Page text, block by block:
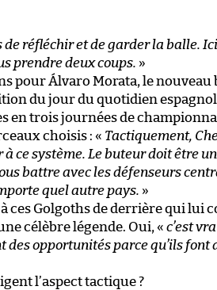
de réfléchir et de garder la balle.
prendre deux coups. »
pour Álvaro Morata, le nouveau
du jour du quotidien espagnol
en trois journées de
choisis : « Tactiquement,
ce système. Le buteur doit être
battre avec les défenseurs
quel autre pays. »
ces Golgoths de derrière qui lui
célèbre légende. Oui, « c’est
des opportunités parce qu’ils font
l’aspect tactique ?